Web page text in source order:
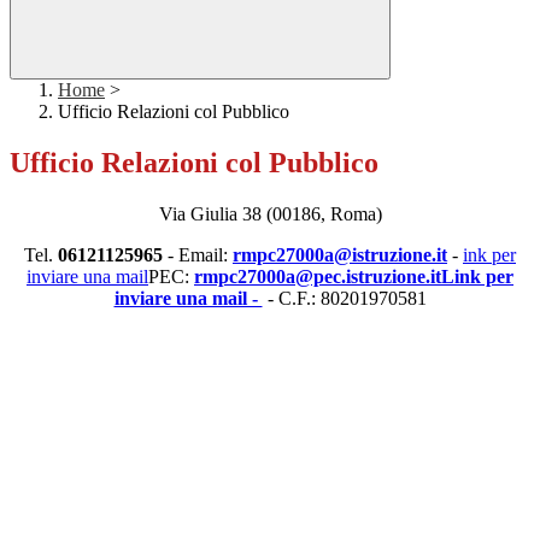
Home >
Ufficio Relazioni col Pubblico
Ufficio Relazioni col Pubblico
Via Giulia 38 (00186, Roma)
Tel. 06121125965 - Email: rmpc27000a@istruzione.it - ink per
inviare una mailPEC: rmpc27000a@pec.istruzione.itLink per
inviare una mail - - C.F.: 80201970581